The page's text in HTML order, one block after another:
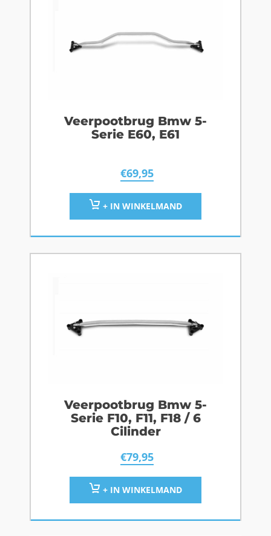
Veerpootbrug Bmw 5-
Serie E60, E61
€69,95
+ IN WINKELMAND
Veerpootbrug Bmw 5-
Serie F10, F11, F18 / 6
Cilinder
€79,95
+ IN WINKELMAND